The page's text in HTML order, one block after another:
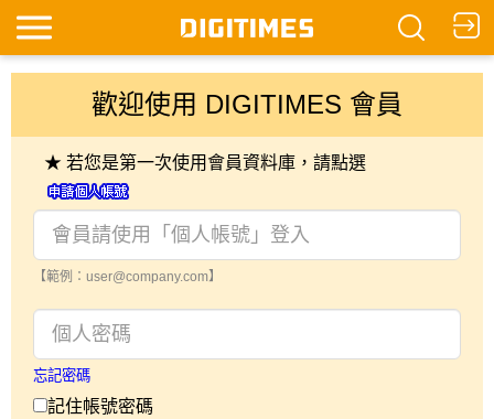
歡迎使用 DIGITIMES 會員
★ 若您是第一次使用會員資料庫，請點選
【範例：user@company.com】
忘記密碼
記住帳號密碼